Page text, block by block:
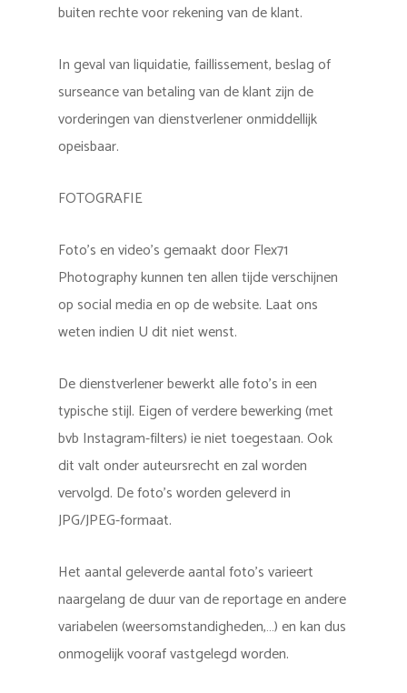
buiten rechte voor rekening van de klant.
In geval van liquidatie, faillissement, beslag of
surseance van betaling van de klant zijn de
vorderingen van dienstverlener onmiddellijk
opeisbaar.
FOTOGRAFIE
Foto’s en video’s gemaakt door Flex71
Photography kunnen ten allen tijde verschijnen
op social media en op de website. Laat ons
weten indien U dit niet wenst.
De dienstverlener bewerkt alle foto’s in een
typische stijl. Eigen of verdere bewerking (met
bvb Instagram-filters) ie niet toegestaan. Ook
dit valt onder auteursrecht en zal worden
vervolgd. De foto’s worden geleverd in
JPG/JPEG-formaat.
Het aantal geleverde aantal foto’s varieert
naargelang de duur van de reportage en andere
variabelen (weersomstandigheden,…) en kan dus
onmogelijk vooraf vastgelegd worden.